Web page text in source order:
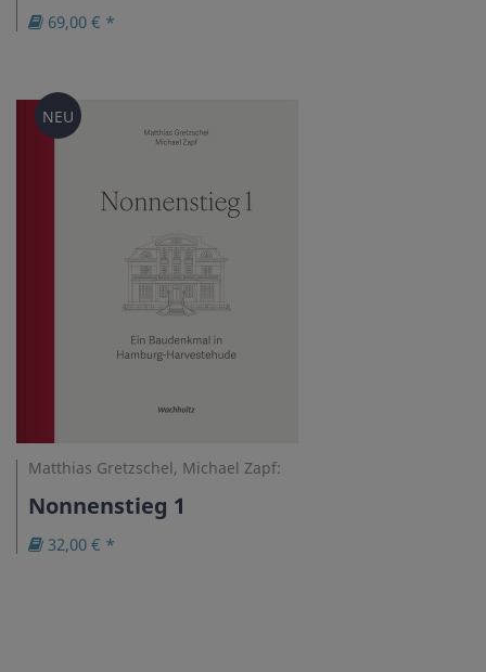
69,00 € *
NEU
Matthias Gretzschel, Michael Zapf:
Nonnenstieg 1
32,00 € *